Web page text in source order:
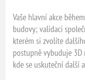
Vaše hlavní akce
budovy; validaci
kterém si zvolíte
postupně vybuduje 3D
kde se uskuteční další